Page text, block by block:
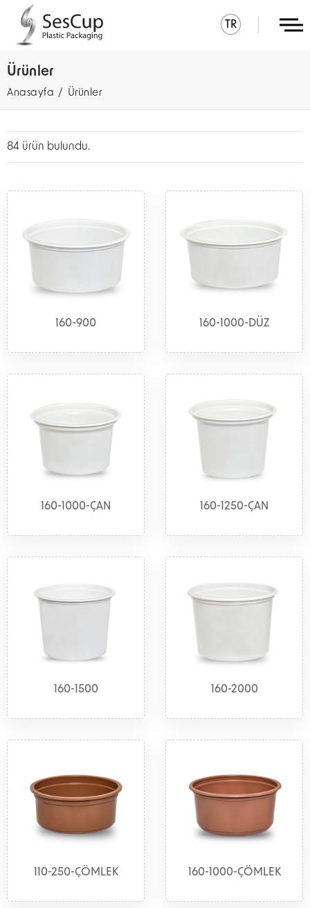
TR
Ürünler
Anasayfa Ürünler
84 ürün bulundu.
160-900 160-1000-DÜZ
160-1000-ÇAN 160-1250-ÇAN
160-1500 160-2000
110-250-ÇÖMLEK 160-1000-ÇÖMLEK